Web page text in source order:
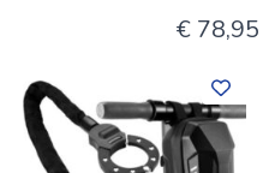
€ 78,95